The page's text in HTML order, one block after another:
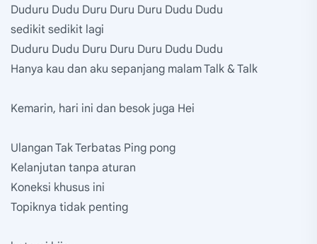
Duduru Dudu Duru Duru Duru Dudu Dudu
sedikit sedikit lagi
Duduru Dudu Duru Duru Duru Dudu Dudu
Hanya kau dan aku sepanjang malam Talk & Talk
Kemarin, hari ini dan besok juga Hei
Ulangan Tak Terbatas Ping pong
Kelanjutan tanpa aturan
Koneksi khusus ini
Topiknya tidak penting